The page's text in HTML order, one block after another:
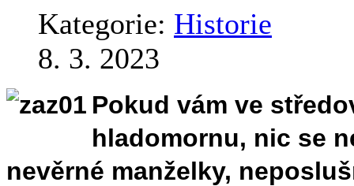
Kategorie: Historie
8. 3. 2023
Pokud vám ve
hladomornu, nic se
nevěrné manželky,